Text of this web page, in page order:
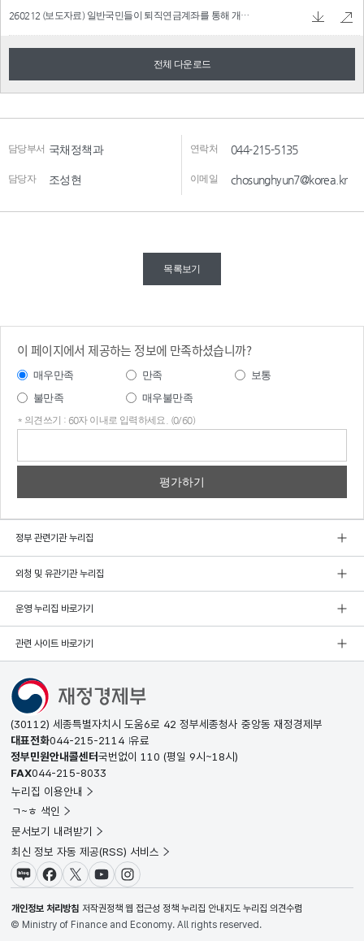
260212 (보도자료) 일반국민들이 퇴직연금계좌를 통해 개인투자용국채에 직접 투자하는 제도를 최초 도입★.pdf
전체 다운로드
담당부서 국채정책과 연락처 044-215-5135
담당자 조성현 이메일 chosunghyun7@korea.kr
목록보기
이 페이지에서 제공하는 정보에 만족하셨습니까?
매우만족 만족
보통
불만족
매우불만족
* 의견쓰기 : 60자 이내로 입력하세요. (0/60)
정부 관련기관 누리집
외청 및 유관기관 누리집
운영 누리집 바로가기
관련 사이트 바로가기
(30112) 세종특별자치시 도움6로 42 정부세종청사 중앙동 재정경제부
대표전화044-215-2114 유료
정부민원안내콜센터국번없이 110 (평일 9시~18시)
FAX044-215-8033
누리집 이용안내
ㄱ~ㅎ 색인
문서보기 내려받기
최신 정보 자동 제공(RSS) 서비스
블로그페이스북X(트위터)유튜브인스타그램
개인정보 처리방침 저작권정책 웹 접근성 정책 누리집 안내지도 누리집 의견수렴
© Ministry of Finance and Economy. All rights reserved.